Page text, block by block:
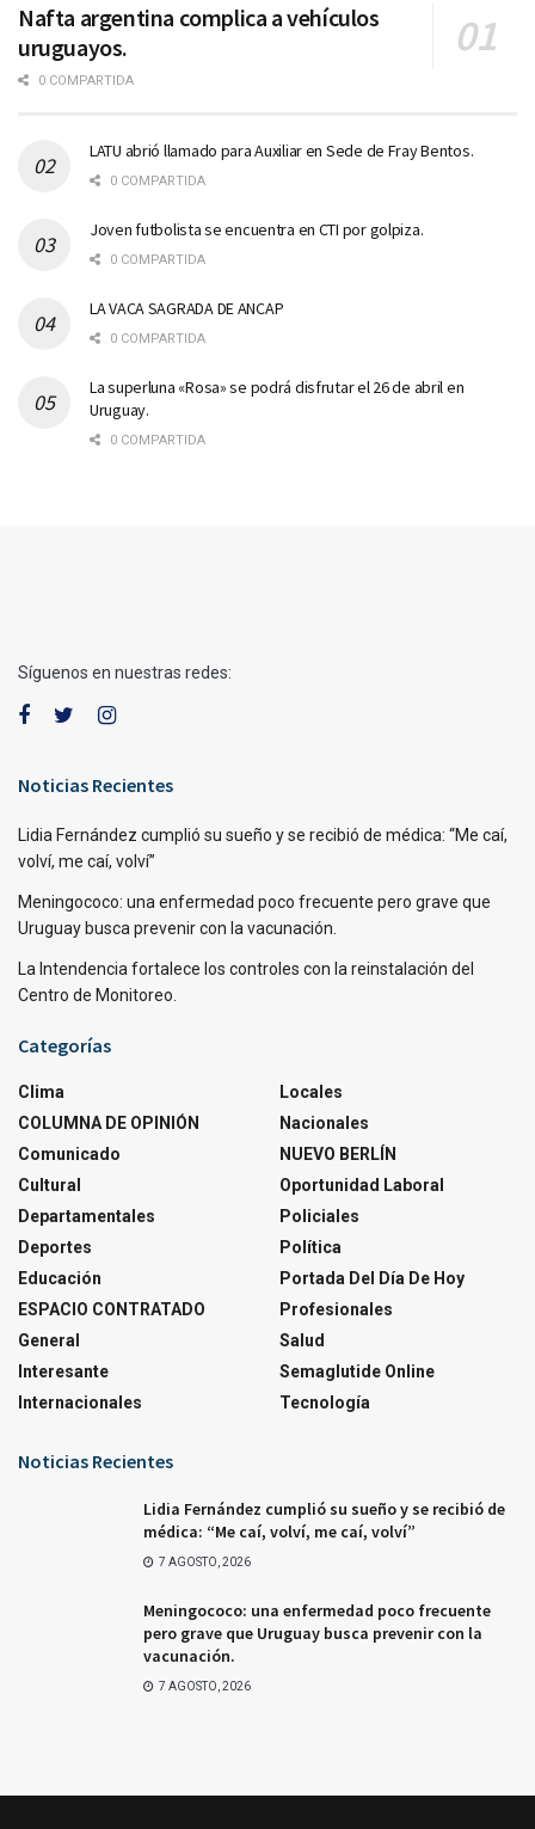
Nafta argentina complica a vehículos
uruguayos.
0 COMPARTIDA
LATU abrió llamado para Auxiliar en Sede de Fray Bentos.
0 COMPARTIDA
Joven futbolista se encuentra en CTI por golpiza.
0 COMPARTIDA
LA VACA SAGRADA DE ANCAP
0 COMPARTIDA
La superluna «Rosa» se podrá disfrutar el 26 de abril en
Uruguay.
0 COMPARTIDA
Síguenos en nuestras redes:
Noticias Recientes
Lidia Fernández cumplió su sueño y se recibió de médica: “Me caí,
volví, me caí, volví”
Meningococo: una enfermedad poco frecuente pero grave que
Uruguay busca prevenir con la vacunación.
La Intendencia fortalece los controles con la reinstalación del
Centro de Monitoreo.
Categorías
Clima
COLUMNA DE OPINIÓN
Comunicado
Cultural
Departamentales
Deportes
Educación
ESPACIO CONTRATADO
General
Interesante
Internacionales
Locales
Nacionales
NUEVO BERLÍN
Oportunidad Laboral
Policiales
Política
Portada Del Día De Hoy
Profesionales
Salud
Semaglutide Online
Tecnología
Noticias Recientes
Lidia Fernández cumplió su sueño y se recibió de
médica: “Me caí, volví, me caí, volví”
7 AGOSTO, 2026
Meningococo: una enfermedad poco frecuente
pero grave que Uruguay busca prevenir con la
vacunación.
7 AGOSTO, 2026